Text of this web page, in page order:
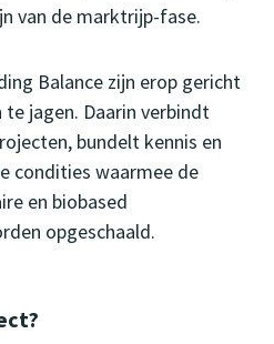
van de marktrijp-fase.
Balance zijn erop gericht
te jagen. Daarin verbindt
bundelt kennis en
condities waarmee de
en biobased
opgeschaald.